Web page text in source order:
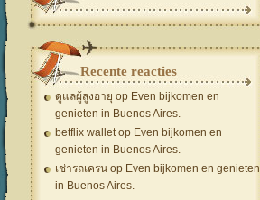
Recente reacties
ดูแลผู้สูงอายุ op Even bijkomen en
genieten in Buenos Aires.
betflix walletop Even bijkomen en
genieten in Buenos Aires.
เช่ารถเครน op Even bijkomen en genieten
in Buenos Aires.